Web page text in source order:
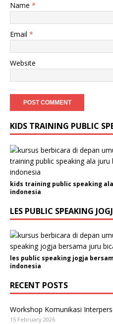
Name *
Email *
Website
KIDS TRAINING PUBLIC
kids training public speaking
indonesia
LES PUBLIC SPEAKING
les public speaking jogja
indonesia
RECENT POSTS
Workshop Komunikasi
15 February 2026